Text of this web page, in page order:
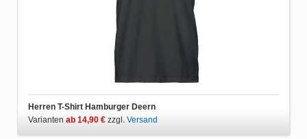
Herren T-Shirt Hamburger Deern
Varianten ab 14,90 € zzgl. Versand